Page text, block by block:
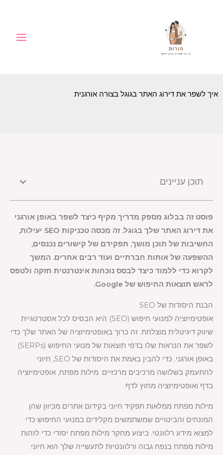
איך לשפר את דירוג האתר בגוגל בצורה אורגנית
תוכן עניינים
פוסט זה בבלוג מספק מדריך מקיף כיצד לשפר באופן אורגני
את דירוג האתר שלך בגוגל. זה מכסה טכניקות SEO יעילות,
החשיבות של תוכן מושך, תפקידם של קישורים נכנסים,
ההשפעה של אותות חברתיים ועוד רבים אחרים. המשך
לקרוא כדי ללמוד כיצד לבסס נוכחות אינטרנטית חזקה ולטפס
לראש תוצאות החיפוש של Google.
הבנת היסודות של SEO
אופטימיזציה למנועי חיפוש (SEO) היא הבסיס לכל אסטרטגיית
שיווק דיגיטלית מוצלחת. זה כרוך באופטימיזציה של האתר שלך כדי
לשפר את הנראות שלו בדפי תוצאות של מנועי החיפוש (SERPs)
באופן אורגני. כדי להבין באמת את היסודות של SEO, חיוני
להתעמק בשלושה מרכיבים מרכזיים: מילות מפתח, אופטימיזציה
בדף ואופטימיזציה מחוץ לדף.
מילות מפתח ממלאות תפקיד חיוני בקידום אתרים מכיוון שהן
המונחים והביטויים שמשתמשים מקלידים במנועי החיפוש כדי
למצוא מידע רלוונטי. ביצוע מחקר מילות מפתח יסודי כדי לזהות
מילות מפתח בנפח גבוה ורלוונטיות לתעשייה שלך הוא חיוני.